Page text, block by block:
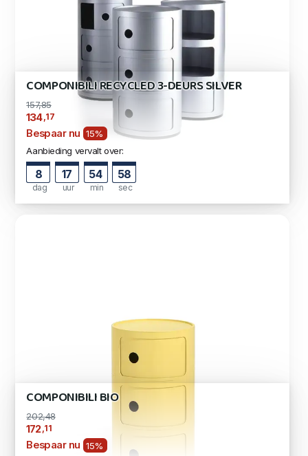
COMPONIBILI RECYCLED 3-DEURS SILVER
157,85
134 ,17
Bespaar nu 15%
Aanbieding vervalt over:
8
dag
17
uur
54
min
57
sec
COMPONIBILI BIO
202,48
172,11
Bespaar nu 15%